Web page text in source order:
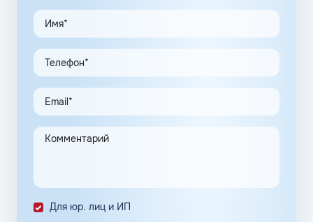
предлагает удобные схемы работы для коммерческих
клиентов. Доступны топливные карты Флеш для
юридических лиц. Экономия и качество сервиса,
предоставляемого для клиентов в рамках данной
программы, привлекают предпринимателей.
Заправочные карты для ИП значительно упрощают
выполнение задач в области транспортной логистики.
Автоматизация процессов транспортной логистики
помогает упростить работу сотрудников, сократить
количество поставленных задач и трудозатрат на их
Снизить расходы на топливо помогает контроль
расходов, который осуществляется в упрощенном
Для юр. лиц и ИП